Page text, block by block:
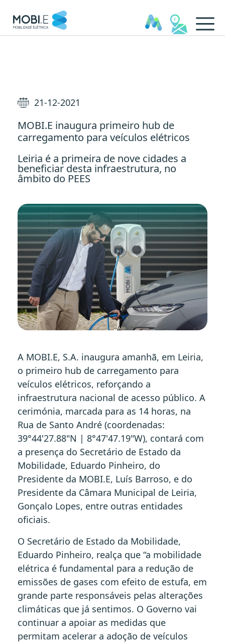
21-12-2021
MOBI.E inaugura primeiro hub de
carregamento para veículos elétricos
Leiria é a primeira de nove cidades a
beneficiar desta infraestrutura, no
âmbito do PEES
A MOBI.E, S.A. inaugura amanhã, em Leiria,
o primeiro hub de carregamento para
veículos elétricos, reforçando a
infraestrutura nacional de acesso público. A
cerimónia, marcada para as 14 horas, na
Rua de Santo André (coordenadas:
39°44'27.88"N | 8°47'47.19"W), contará com
a presença do Secretário de Estado da
Mobilidade, Eduardo Pinheiro, do
Presidente da MOBI.E, Luís Barroso, e do
Presidente da Câmara Municipal de Leiria,
Gonçalo Lopes, entre outras entidades
oficiais.
O Secretário de Estado da Mobilidade,
Eduardo Pinheiro, realça que “a mobilidade
elétrica é fundamental para a redução de
emissões de gases com efeito de estufa, em
grande parte responsáveis pelas alterações
climáticas que já sentimos. O Governo vai
continuar a apoiar as medidas que
permitam acelerar a adoção de veículos